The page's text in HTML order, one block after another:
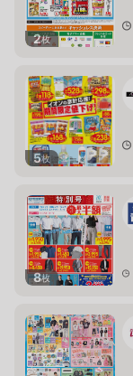
2枚
5枚
8枚